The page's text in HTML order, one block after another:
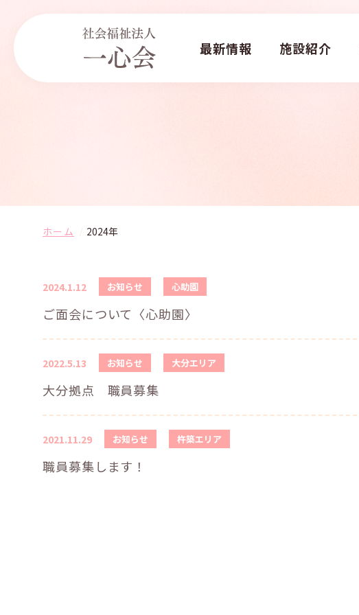
最新情報 施設紹介
ホーム 2024年
2024.1.12 お知らせ 心助園
ご面会について〈心助園〉
2022.5.13 お知らせ 大分エリア
大分拠点 職員募集
2021.11.29 お知らせ 杵築エリア
職員募集します！